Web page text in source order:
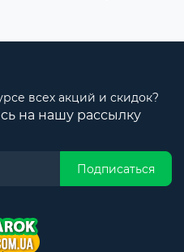
всех акций и скидок?
на нашу рассылку
Подписаться